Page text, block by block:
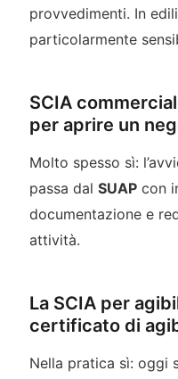
provvedimenti. In
particolarmente
SCIA
per aprire un
Molto spesso sì:
passa dal SUAPcon
documentazione e
attività.
La SCIA per
certificato di
Nella pratica sì: oggi